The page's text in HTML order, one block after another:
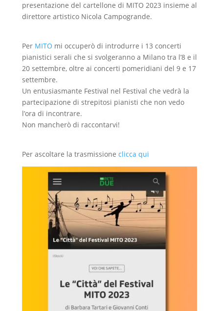
presentazione del cartellone di MITO 2023 insieme al
direttore artistico Nicola Campogrande.
Per MITO mi occuperò di introdurre i 13 concerti
pianistici serali che si svolgeranno a Milano tra l’8 e il
20 settembre, oltre ai concerti pomeridiani del 9 e 17
settembre.
Un entusiasmante Festival nel Festival che vedrà la
partecipazione di strepitosi pianisti che non vedo
l’ora di incontrare.
Non mancherò di raccontarvi!
Per ascoltare la trasmissione clicca qui